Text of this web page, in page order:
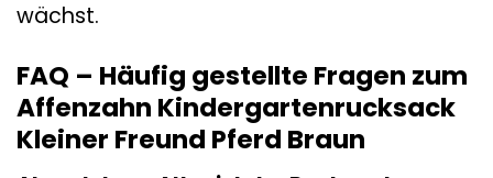
wächst.
FAQ – Häufig gestellte Fragen zum
Affenzahn Kindergartenrucksack
Kleiner Freund Pferd Braun